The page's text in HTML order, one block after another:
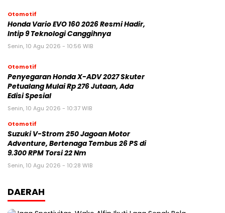
Otomotif
Honda Vario EVO 160 2026 Resmi Hadir,
Intip 9 Teknologi Canggihnya
Senin, 10 Agu 2026 - 10:56 WIB
Otomotif
Penyegaran Honda X-ADV 2027 Skuter
Petualang Mulai Rp 276 Jutaan, Ada
Edisi Spesial
Senin, 10 Agu 2026 - 10:37 WIB
Otomotif
Suzuki V-Strom 250 Jagoan Motor
Adventure, Bertenaga Tembus 26 PS di
9.300 RPM Torsi 22 Nm
Senin, 10 Agu 2026 - 10:28 WIB
DAERAH